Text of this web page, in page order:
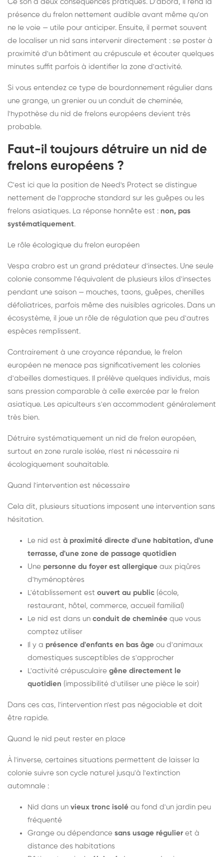
Ce son a deux conséquences pratiques. D'abord, il rend la
présence du frelon nettement audible avant même qu'on
ne le voie — utile pour anticiper. Ensuite, il permet souvent
de localiser un nid sans intervenir directement : se poster à
proximité d'un bâtiment au crépuscule et écouter quelques
minutes suffit parfois à identifier la zone d'activité.
Si vous entendez ce type de bourdonnement régulier dans
une grange, un grenier ou un conduit de cheminée,
l'hypothèse du nid de frelons européens devient très
probable.
Faut-il toujours détruire un nid de
frelons européens ?
C'est ici que la position de Need's Protect se distingue
nettement de l'approche standard sur les guêpes ou les
frelons asiatiques. La réponse honnête est : non, pas
systématiquement.
Le rôle écologique du frelon européen
Vespa crabro est un grand prédateur d'insectes. Une seule
colonie consomme l'équivalent de plusieurs kilos d'insectes
pendant une saison — mouches, taons, guêpes, chenilles
défoliatrices, parfois même des nuisibles agricoles. Dans un
écosystème, il joue un rôle de régulation que peu d'autres
espèces remplissent.
Contrairement à une croyance répandue, le frelon
européen ne menace pas significativement les colonies
d'abeilles domestiques. Il prélève quelques individus, mais
sans pression comparable à celle exercée par le frelon
asiatique. Les apiculteurs s'en accommodent généralement
très bien.
Détruire systématiquement un nid de frelon européen,
surtout en zone rurale isolée, n'est ni nécessaire ni
écologiquement souhaitable.
Quand l'intervention est nécessaire
Cela dit, plusieurs situations imposent une intervention sans
hésitation.
Le nid est à proximité directe d'une habitation, d'une
terrasse, d'une zone de passage quotidien
Une personne du foyer est allergique aux piqûres
d'hyménoptères
L'établissement est ouvert au public (école,
restaurant, hôtel, commerce, accueil familial)
Le nid est dans un conduit de cheminée que vous
comptez utiliser
Il y a présence d'enfants en bas âge ou d'animaux
domestiques susceptibles de s'approcher
L'activité crépusculaire gêne directement le
quotidien (impossibilité d'utiliser une pièce le soir)
Dans ces cas, l'intervention n'est pas négociable et doit
être rapide.
Quand le nid peut rester en place
À l'inverse, certaines situations permettent de laisser la
colonie suivre son cycle naturel jusqu'à l'extinction
automnale :
Nid dans un vieux tronc isolé au fond d'un jardin peu
fréquenté
Grange ou dépendance sans usage régulier et à
distance des habitations